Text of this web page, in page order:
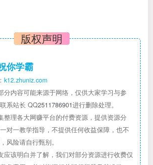
版权声明
你学霸
k12.zhuniz.com
分内容可能来源于网络，仅供大家学习与参
系站长 QQ2511786901进行删除处理。
整理各大网赚平台的付费资源，提供资源分
对一教学指导，不提供任何收益保障，也不
风险请自行甄别。
应该明白并了解，我们对部分资源进行收费仅